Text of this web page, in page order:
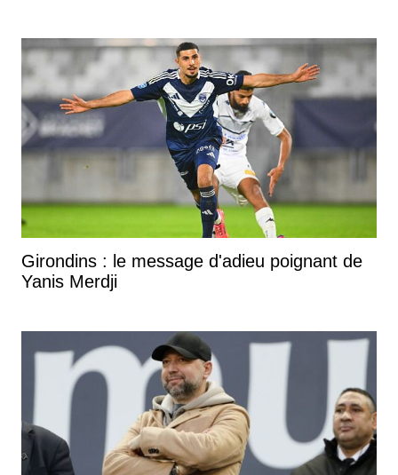
Girondins : le message d'adieu poignant de
Yanis Merdji